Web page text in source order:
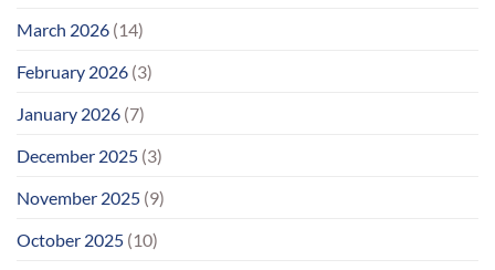
March 2026 (14)
February 2026 (3)
January 2026 (7)
December 2025 (3)
November 2025 (9)
October 2025 (10)